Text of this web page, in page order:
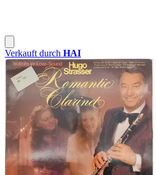
Verkauft durch HAI